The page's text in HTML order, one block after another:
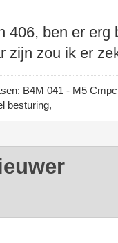
406, ben er
zijn zou ik er
B4M 041 - M5
besturing,